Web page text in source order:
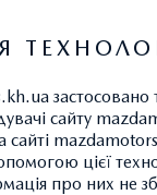
сайту
сайті
цієї
про них не